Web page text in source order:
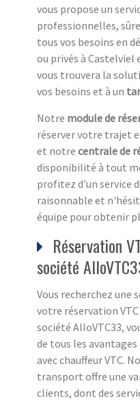
vous propose un
professionnelles,
tous vos besoins en
ou privés à Castelviel
vous trouvera la
vos besoins et à un
Notre module de
réserver votre trajet
et notre centrale de
disponibilité à tout
profitez d'un service
raisonnable et
équipe pour obtenir
Réservation
société
Vous recherchez une
votre réservation
société AlloVTC33,
de tous les avantages
avec chauffeur VTC.
transport offre une
clients, dont des